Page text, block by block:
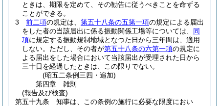
ときは、期限を定めて、その勧告に従うべきことを命ずる
ことができる。
3
前二項の規定は、 第五十八条の五第一項の規定による届出
をした者の当該届出に係る振動関係工場等については、 同
項に規定する振動規制地域となつた日から三年間は、適用
しない。 ただし、その者が第五十八条の六第一項の規定に
よる届出をした場合において当該届出が受理された日から
三十日を経過したときは、この限りでない。
(昭五二条例三四・追加)
第四章
雑則
(報告及び検査)
第五十九条
知事は、この条例の施行に必要な限度におい